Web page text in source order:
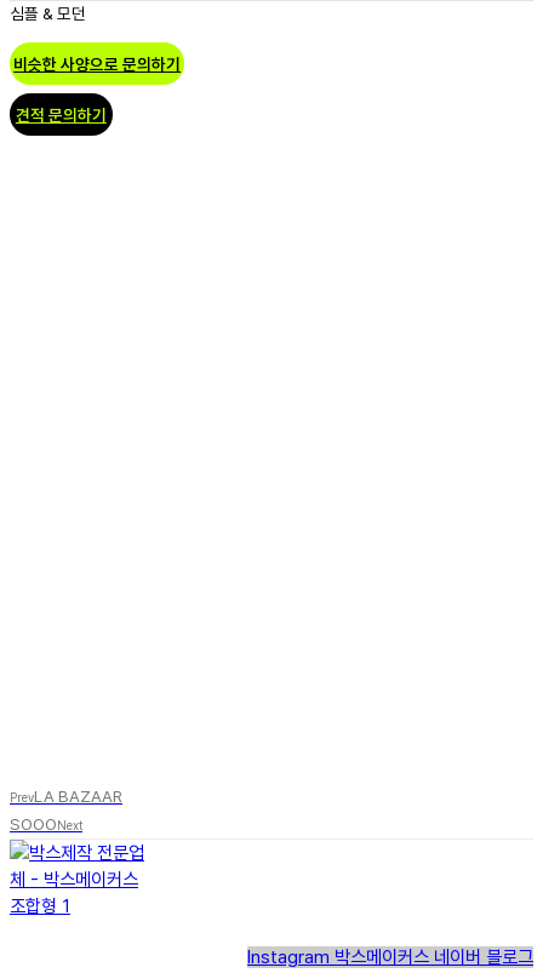
심플 & 모던
비슷한 사양으로 문의하기
견적 문의하기
PrevLA BAZAAR
SOOONext
Instagram 박스메이커스 네이버 블로그